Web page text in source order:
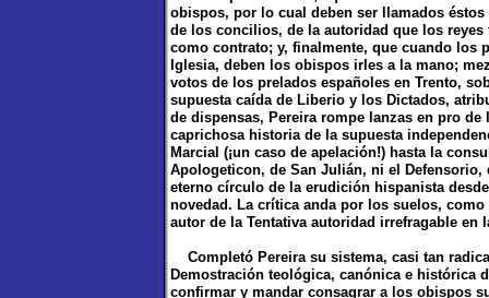
obispos, por lo cual deben ser llamados
de los concilios, de la autoridad que los
como contrato; y, finalmente, que cuando los
Iglesia, deben los obispos irles a la mano;
votos de los prelados españoles en Trento,
supuesta caída de Liberio y los Dictados,
de dispensas, Pereira rompe lanzas en pro
caprichosa historia de la supuesta
Marcial (¡un caso de apelación!) hasta la
Apologeticon, de San Julián, ni el
eterno círculo de la erudición hispanista
novedad. La crítica anda por los suelos,
autor de la Tentativa autoridad irrefragable en
Completó Pereira su sistema, casi tan
Demostración teológica, canónica e histórica
confirmar y mandar consagrar a los obispos